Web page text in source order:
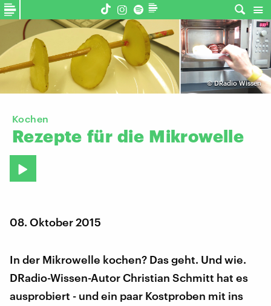
©DRadio Wissen
Kochen
Rezepte für die Mikrowelle
08. Oktober 2015
In der Mikrowelle kochen? Das geht. Und wie.
DRadio-Wissen-Autor Christian Schmitt hat es
ausprobiert - und ein paar Kostproben mit ins